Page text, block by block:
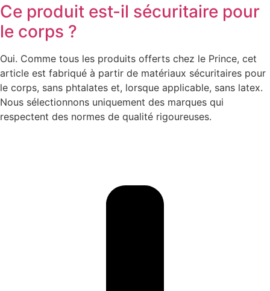
Ce produit est-il sécuritaire pour
le corps ?
Oui. Comme tous les produits offerts chez le Prince, cet
article est fabriqué à partir de matériaux sécuritaires pour
le corps, sans phtalates et, lorsque applicable, sans latex.
Nous sélectionnons uniquement des marques qui
respectent des normes de qualité rigoureuses.